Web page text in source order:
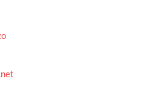
Parco Pertini in condizioni pessime dal punto